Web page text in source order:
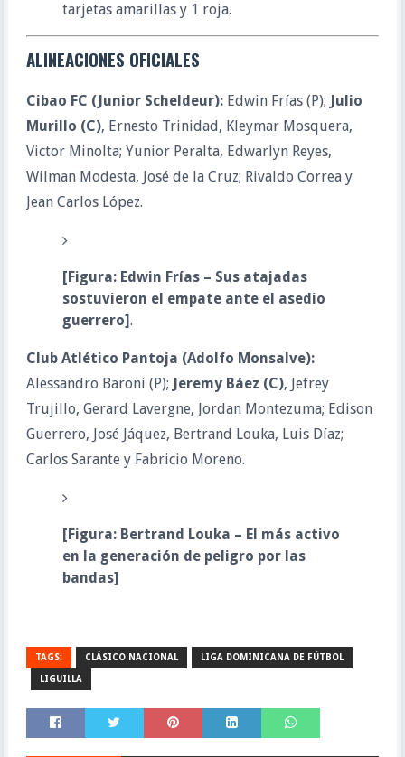
tarjetas amarillas y 1 roja.
ALINEACIONES OFICIALES
Cibao FC (Junior Scheldeur):Edwin Frías (P); Julio
Murillo (C), Ernesto Trinidad, Kleymar Mosquera,
Victor Minolta; Yunior Peralta, Edwarlyn Reyes,
Wilman Modesta, José de la Cruz; Rivaldo Correa y
Jean Carlos López.
[Figura: Edwin Frías – Sus atajadas
sostuvieron el empate ante el asedio
guerrero].
Club Atlético Pantoja (Adolfo Monsalve):
Alessandro Baroni (P); Jeremy Báez (C), Jefrey
Trujillo, Gerard Lavergne, Jordan Montezuma; Edison
Guerrero, José Jáquez, Bertrand Louka, Luis Díaz;
Carlos Sarante y Fabricio Moreno.
[Figura: Bertrand Louka – El más activo
en la generación de peligro por las
bandas]
TAGS: CLÁSICO NACIONAL LIGA DOMINICANA DE FÚTBOL
LIGUILLA